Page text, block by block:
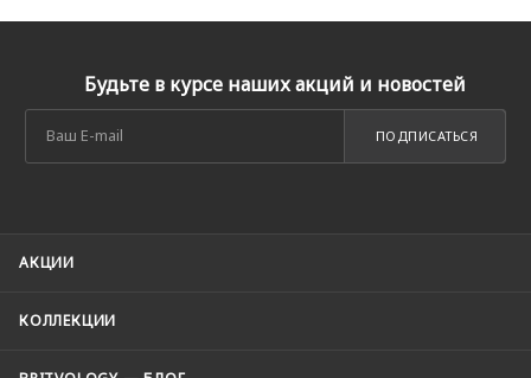
Будьте в курсе наших акций и новостей
ПОДПИСАТЬСЯ
АКЦИИ
КОЛЛЕКЦИИ